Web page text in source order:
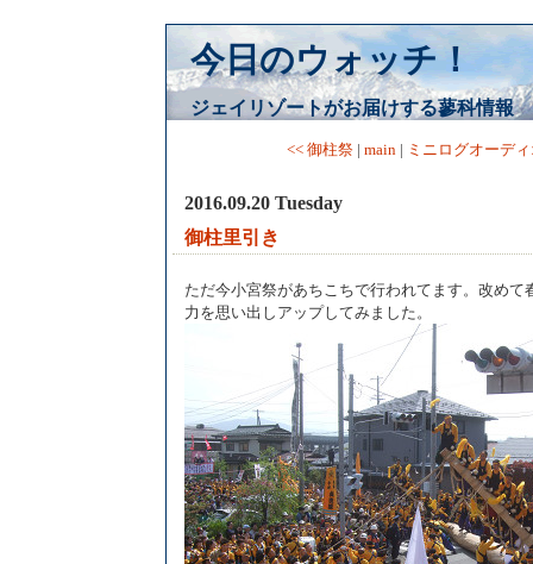
今日のウォッチ！
ジェイリゾートがお届けする蓼科情報
<< 御柱祭| main| ミニログオーデ
2016.09.20 Tuesday
御柱里引き
ただ今小宮祭があちこちで行われてます。改めて
力を思い出しアップしてみました。